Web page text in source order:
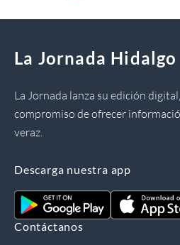
La Jornada Hidalgo
La Jornada lanza su edición
compromiso de ofrecer
veraz.
Descarga nuestra app
Contáctanos